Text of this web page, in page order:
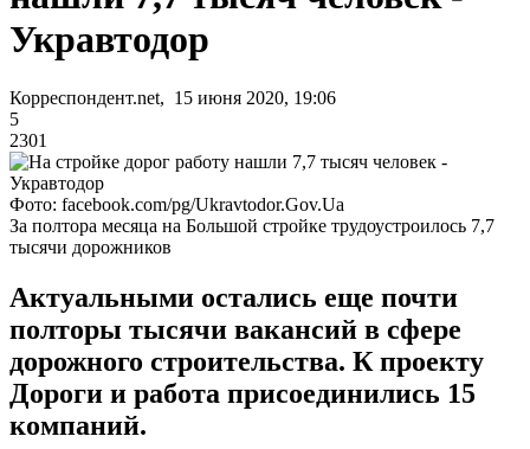
Укравтодор
Корреспондент.net, 15 июня 2020, 19:06
5
2301
Фото: facebook.com/pg/Ukravtodor.Gov.Ua
За полтора месяца на Большой стройке трудоустроилось 7,7
тысячи дорожников
Актуальными остались еще почти
полторы тысячи вакансий в сфере
дорожного строительства. К проекту
Дороги и работа присоединились 15
компаний.